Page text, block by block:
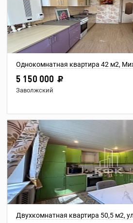
5 150 000
Заволжский
Двухкомнатная квартира 50,5 м2,